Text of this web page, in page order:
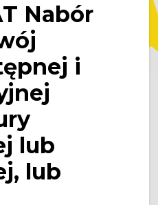
Nabór
i
lub
lub